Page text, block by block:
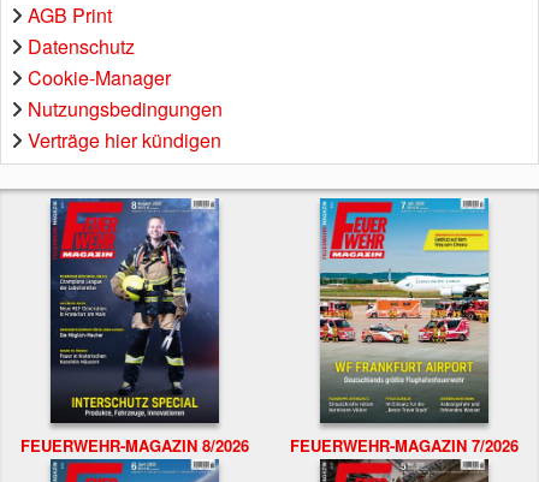
AGB Print
Datenschutz
Cookie-Manager
Nutzungsbedingungen
Verträge hier kündigen
FEUERWEHR-MAGAZIN 8/2026 FEUERWEHR-MAGAZIN 7/2026